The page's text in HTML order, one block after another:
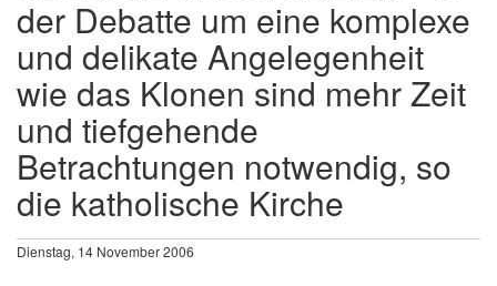
der Debatte um eine komplexe
und delikate Angelegenheit
wie das Klonen sind mehr Zeit
und tiefgehende
Betrachtungen notwendig, so
die katholische Kirche
Dienstag, 14 November 2006